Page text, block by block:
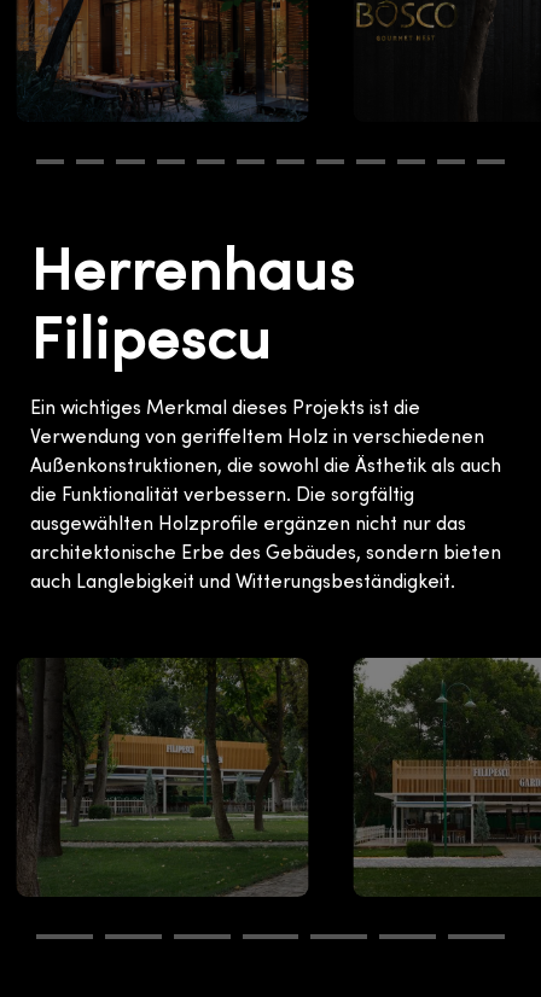
Herrenhaus
Filipescu
Ein wichtiges Merkmal dieses Projekts ist die
Verwendung von geriffeltem Holz in verschiedenen
Außenkonstruktionen, die sowohl die Ästhetik als auch
die Funktionalität verbessern. Die sorgfältig
ausgewählten Holzprofile ergänzen nicht nur das
architektonische Erbe des Gebäudes, sondern bieten
auch Langlebigkeit und Witterungsbeständigkeit.